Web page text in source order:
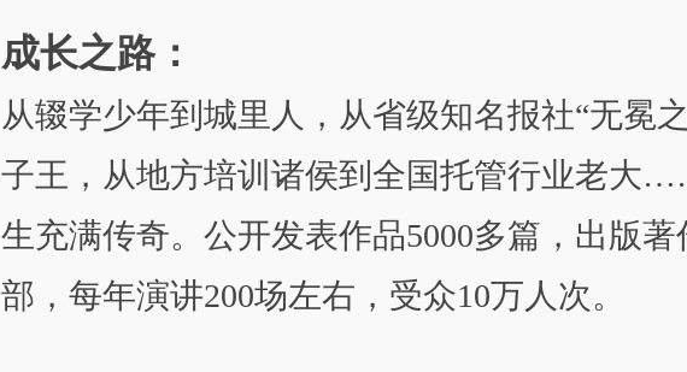
成长之路：
从辍学少年到城里人，从省级知名报社“无冕
子王，从地方培训诸侯到全国托管行业老大
生充满传奇。公开发表作品5000多篇，出版著
部，每年演讲200场左右，受众10万人次。